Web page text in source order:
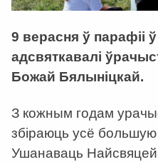
9 верасня ў парафіі
адсвяткавалі
Божай Бялыніцкай.
З кожным годам
збіраюць усё большую
Ушанаваць